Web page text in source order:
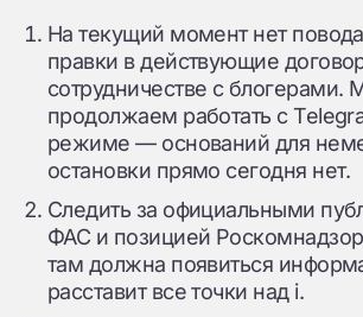
На текущий момент нет
правки в действующие
сотрудничестве с блогерами.
продолжаем работать с
режиме — оснований для
остановки прямо сегодня нет.
Следить за официальными
ФАС и позицией
там должна появиться
расставит все точки над i.